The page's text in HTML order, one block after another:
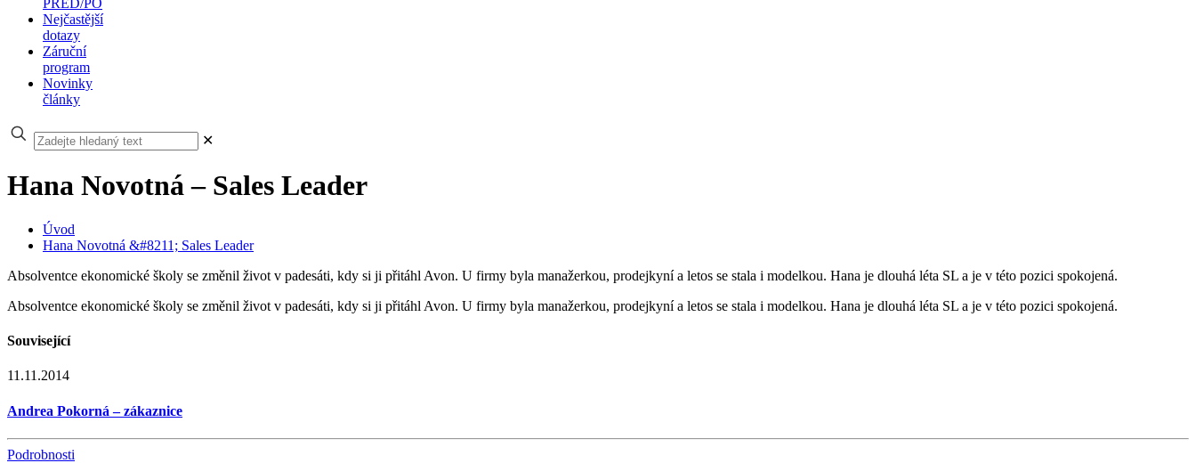
PŘED/PO
Nejčastější
dotazy
Záruční
program
Novinky
články
✕
Hana Novotná – Sales Leader
Úvod
Hana Novotná &#8211; Sales Leader
Absolventce ekonomické školy se změnil život v padesáti, kdy si ji přitáhl Avon. U firmy byla manažerkou, prodejkyní a letos se stala i modelkou. Hana je dlouhá léta SL a je v této pozici spokojená.
Absolventce ekonomické školy se změnil život v padesáti, kdy si ji přitáhl Avon. U firmy byla manažerkou, prodejkyní a letos se stala i modelkou. Hana je dlouhá léta SL a je v této pozici spokojená.
Související
11.11.2014
Andrea Pokorná – zákaznice
Podrobnosti